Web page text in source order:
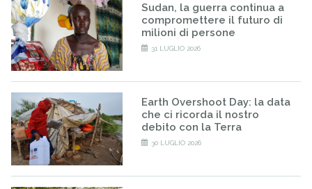
Sudan, la guerra continua a
compromettere il futuro di
milioni di persone
31 LUGLIO 2026
Earth Overshoot Day: la data
che ci ricorda il nostro
debito con la Terra
30 LUGLIO 2026